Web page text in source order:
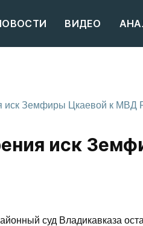
ВИДЕО
иск Земфиры Цкаевой к МВД
иск
суд Владикавказа